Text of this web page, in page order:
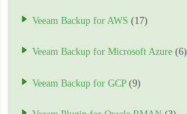
Veeam Backup for AWS (17)
Veeam Backup for Microsoft Azure (6)
Veeam Backup for GCP(9)